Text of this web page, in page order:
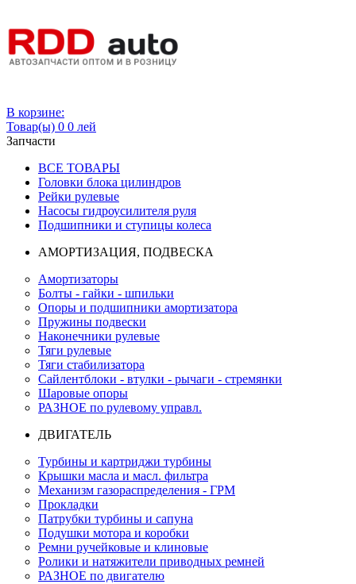
В корзине:
Товар(ы) 0 0 лей
Запчасти
ВСЕ ТОВАРЫ
Головки блока цилиндров
Рейки рулевые
Насосы гидроусилителя руля
Подшипники и ступицы колеса
АМОРТИЗАЦИЯ, ПОДВЕСКА
Амортизаторы
Болты - гайки - шпильки
Опоры и подшипники амортизатора
Пружины подвески
Наконечники рулевые
Тяги рулевые
Тяги стабилизатора
Сайлентблоки - втулки - рычаги - стремянки
Шаровые опоры
РАЗНОЕ по рулевому управл.
ДВИГАТЕЛЬ
Турбины и картриджи турбины
Крышки масла и масл. фильтра
Механизм газораспределения - ГРМ
Прокладки
Патрубки турбины и сапуна
Подушки мотора и коробки
Ремни ручейковые и клиновые
Ролики и натяжители приводных ремней
РАЗНОЕ по двигателю